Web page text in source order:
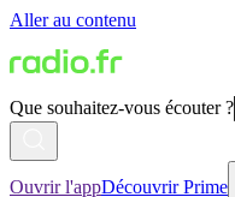
Aller au contenu
Que souhaitez-vous écouter ?
Ouvrir l'appDécouvrir Prime